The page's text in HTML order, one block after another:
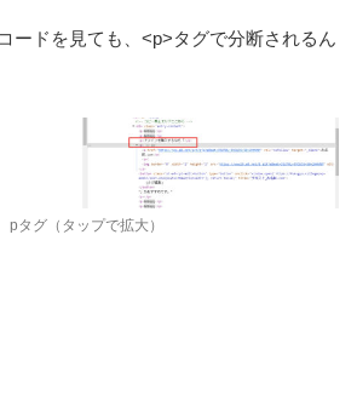
ードを見ても、<p>タグで分断されるん
pタグ（タップで拡大）